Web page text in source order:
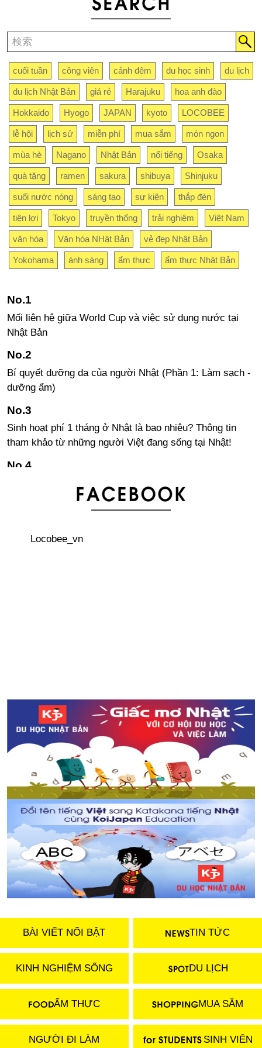
cuối tuần công viên cảnh đêm du học sinh du lịch
du lịch Nhật Bản giá rẻ Harajuku hoa anh đào
Hokkaido Hyogo JAPAN kyoto LOCOBEE
lễ hội lịch sử miễn phí mua sắm món ngon
mùa hè Nagano Nhật Bản nổi tiếng Osaka
quà tặng ramen sakura shibuya Shinjuku
suối nước nóng sáng tạo sự kiện thắp đèn
tiện lợi Tokyo truyền thống trải nghiệm Việt Nam
văn hóa Văn hóa NHật Bản vẻ đẹp Nhật Bản
Yokohama ánh sáng ẩm thực ẩm thực Nhật Bản
Mối liên hệ giữa World Cup và việc sử dụng nước tại
Nhật Bản
Bí quyết dưỡng da của người Nhật (Phần 1: Làm sạch -
dưỡng ẩm)
Sinh hoạt phí 1 tháng ở Nhật là bao nhiêu? Thông tin
tham khảo từ những người Việt đang sống tại Nhật!
Keisuke Honda - Người biến giấc mơ trở thành hiện
So sánh dưa hấu Nhật Bản - Việt Nam
Nhà tiên tri “Bạch tuộc” đã dự đoán đúng về chiến thắng
của Nhật Bản trong trận đấu đầu tiên tại WorldCup 2018
Những điều nên biết khi thi JLPT tại Nhật
Locobee_vn
BÀI VIẾT NỔI BẬT TIN TỨC
KINH NGHIỆM SỐNG DU LỊCH
ẨM THỰC MUA SẮM
NGƯỜI ĐI LÀM SINH VIÊN